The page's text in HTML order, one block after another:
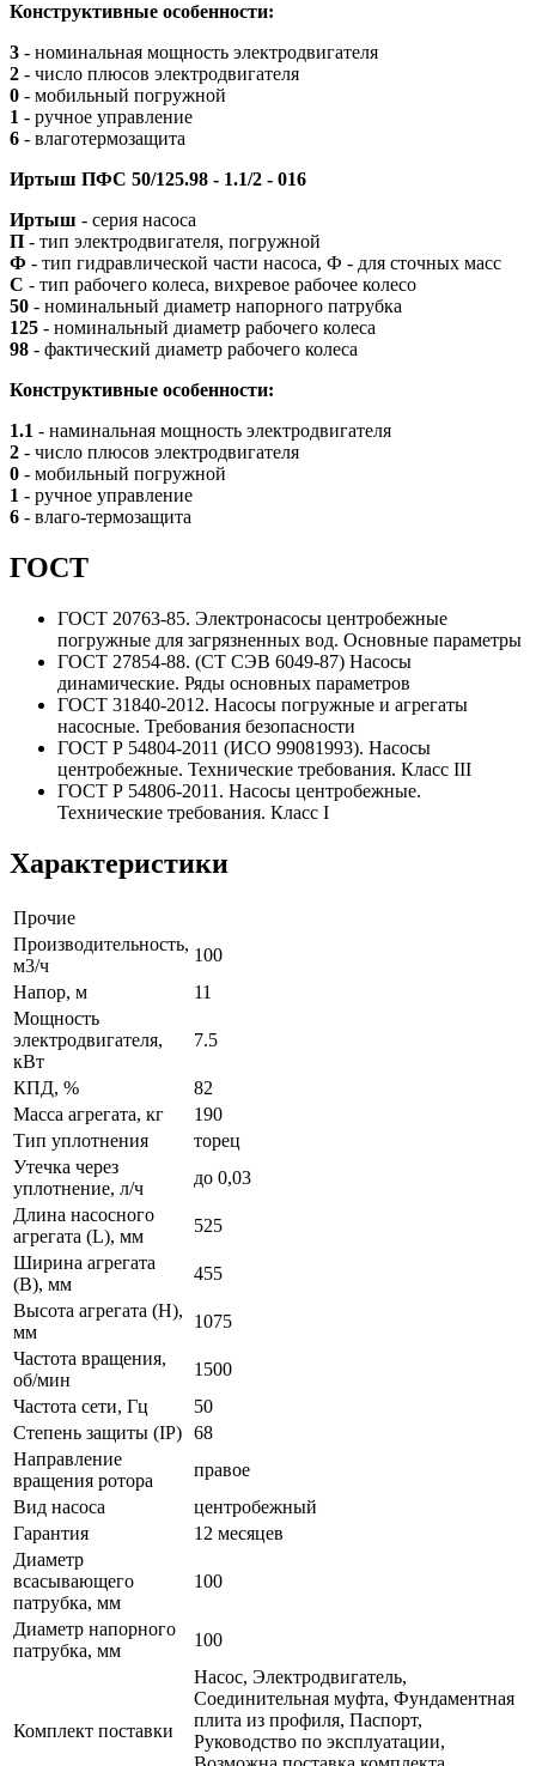
Конструктивные особенности:
3 - номинальная мощность электродвигателя
2 - число плюсов электродвигателя
0 - мобильный погружной
1 - ручное управление
6 - влаготермозащита
Иртыш ПФС 50/125.98 - 1.1/2 - 016
Иртыш - серия насоса
П - тип электродвигателя, погружной
Ф - тип гидравлической части насоса, Ф - для сточных масс
С - тип рабочего колеса, вихревое рабочее колесо
50 - номинальный диаметр напорного патрубка
125 - номинальный диаметр рабочего колеса
98 - фактический диаметр рабочего колеса
Конструктивные особенности:
1.1 - наминальная мощность электродвигателя
2 - число плюсов электродвигателя
0 - мобильный погружной
1 - ручное управление
6 - влаго-термозащита
ГОСТ
ГОСТ 20763-85. Электронасосы центробежные
погружные для загрязненных вод. Основные параметры
ГОСТ 27854-88. (СТ СЭВ 6049-87) Насосы
динамические. Ряды основных параметров
ГОСТ 31840-2012. Насосы погружные и агрегаты
насосные. Требования безопасности
ГОСТ Р 54804-2011 (ИСО 99081993). Насосы
центробежные. Технические требования. Класс III
ГОСТ Р 54806-2011. Насосы центробежные.
Технические требования. Класс I
Характеристики
Прочие
Производительность,
м3/ч
100
Напор, м
11
Мощность
электродвигателя,
кВт
7.5
КПД, %
82
Масса агрегата, кг
190
Тип уплотнения
торец
Утечка через
уплотнение, л/ч
до 0,03
Длина насосного
агрегата (L), мм
525
Ширина агрегата
(B), мм
455
Высота агрегата (H),
мм
1075
Частота вращения,
об/мин
1500
Частота сети, Гц
50
Степень защиты (IP) 68
Направление
вращения ротора
правое
Вид насоса
центробежный
Гарантия
12 месяцев
Диаметр
всасывающего
патрубка, мм
100
Диаметр напорного
патрубка, мм
100
Комплект поставки
Насос, Электродвигатель,
Соединительная муфта, Фундаментная
плита из профиля, Паспорт,
Руководство по эксплуатации,